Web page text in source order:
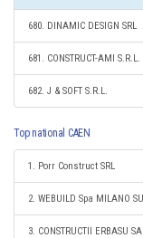
680. DINAMIC DESIGN SRL
681. CONSTRUCT-AMI S.R.L.
682. J & SOFT S.R.L.
Top national CAEN
1. Porr Construct SRL
3. CONSTRUCTII ERBASU SA